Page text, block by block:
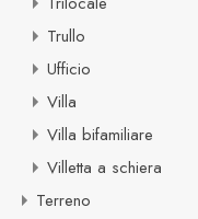
Trullo
Ufficio
Villa
Villa bifamiliare
Villetta a schiera
Terreno